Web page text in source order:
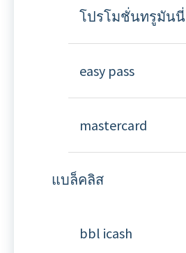
โปรโมชั่นทรูมันนี่
easy pass
mastercard
แบล็คลิส
bbl icash